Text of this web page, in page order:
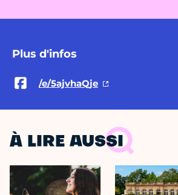
Plus d'infos
/e/5ajvhaQje
À LIRE AUSSI